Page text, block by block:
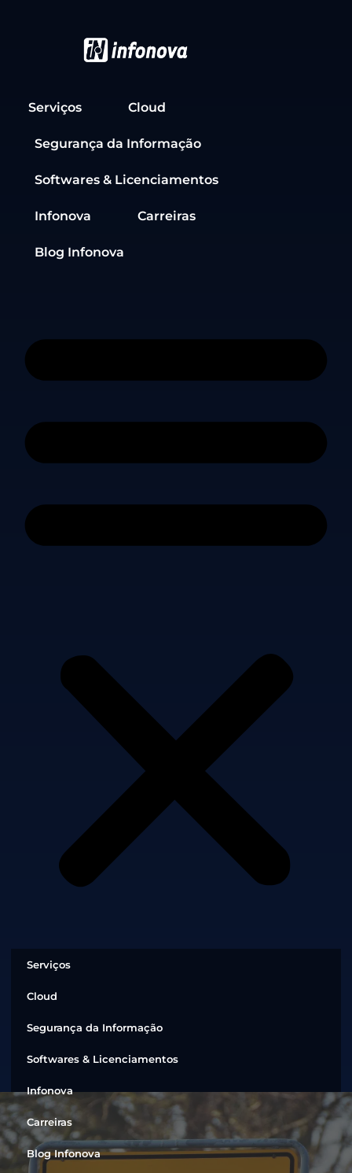
Serviços Cloud
Segurança da Informação
Softwares & Licenciamentos
Infonova Carreiras
Blog Infonova
Serviços
Cloud
Segurança da Informação
Softwares & Licenciamentos
Infonova
Carreiras
Blog Infonova